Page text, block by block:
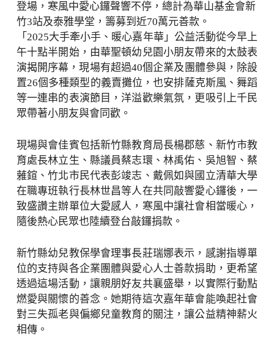
登場，寒風中愛心鑼聲響不停，總計為華山基金會新
竹3站及泰雅學堂，籌募到近70萬元善款。
「2025大手牽小手、暖心嘉年華」公益活動從今早上
午十點半開始，由華聖頓幼兒園小朋友帶來的太鼓表
演揭開序幕，現場有超過40個企業及團體參與，除設
置26個多種類型的義賣攤位，也安排薩克斯風、舞蹈
等一連串的表演節目，洋溢歡樂氣氛，更吸引上千民
眾帶著小朋友與會同歡。
現場與會佳賓包括新竹縣教育局長楊郡慈、新竹市教
育處長林立生、縣議員蔡志環、林禹佑、吳旭智、蔡
蕥鍹、竹北市民代表彭竣志、戴佩如與國立清華大學
在職專班執行長林世昌等人在共同敲響愛心鑼後，一
致盛讚主辦單位大愛感人，寒風中讓社會相當暖心，
隨後熱心民眾也陸續登台敲鑼捐款。
新竹縣幼兒教保學會理事長莊瑞娜表示，感謝指導單
位的支持與各企業團體與愛心人士善款捐助，更希望
透過這場活動，讓親朋好友共襄盛舉，以實際行動點
燃愛與關懷的善念。她期待這次嘉年華會能喚起社會
對三失孤老與偏鄉兒童教育的關注，讓公益精神薪火
相傳。